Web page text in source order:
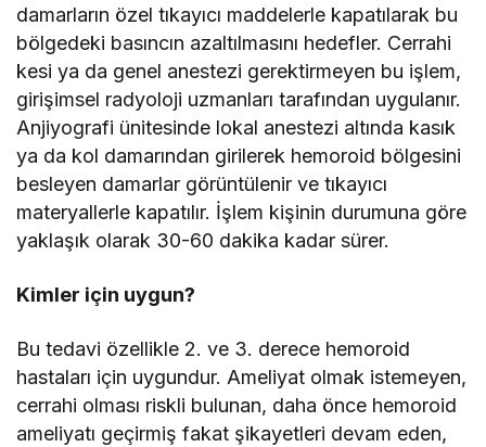
damarların özel tıkayıcı maddelerle kapatılarak bu
bölgedeki basıncın azaltılmasını hedefler. Cerrahi
kesi ya da genel anestezi gerektirmeyen bu işlem,
girişimsel radyoloji uzmanları tarafından uygulanır.
Anjiyografi ünitesinde lokal anestezi altında kasık
ya da kol damarından girilerek hemoroid bölgesini
besleyen damarlar görüntülenir ve tıkayıcı
materyallerle kapatılır. İşlem kişinin durumuna göre
yaklaşık olarak 30-60 dakika kadar sürer.
Kimler için uygun?
Bu tedavi özellikle 2. ve 3. derece hemoroid
hastaları için uygundur. Ameliyat olmak istemeyen,
cerrahi olması riskli bulunan, daha önce hemoroid
ameliyatı geçirmiş fakat şikayetleri devam eden,